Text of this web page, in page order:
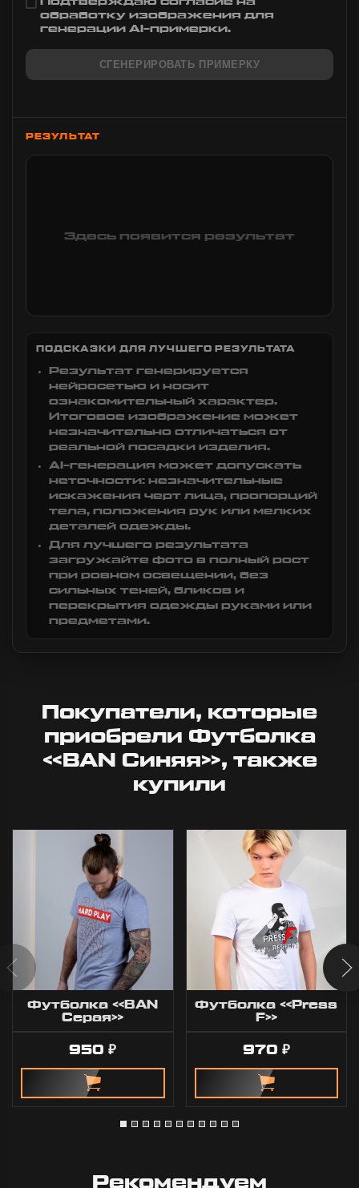
обработку изображения для
генерации AI-примерки.
СГЕНЕРИРОВАТЬ ПРИМЕРКУ
РЕЗУЛЬТАТ
Здесь появится результат
ПОДСКАЗКИ ДЛЯ ЛУЧШЕГО РЕЗУЛЬТАТА
Результат генерируется
нейросетью и носит
ознакомительный характер.
Итоговое изображение может
незначительно отличаться от
реальной посадки изделия.
AI-генерация может допускать
неточности: незначительные
искажения черт лица, пропорций
тела, положения рук или мелких
деталей одежды.
Для лучшего результата
загружайте фото в полный рост
при ровном освещении, без
сильных теней, бликов и
перекрытия одежды руками или
предметами.
Покупатели, которые
приобрели Футболка
«BAN Синяя», также
купили
Футболка «BAN
Серая»
950₽
Футболка «Press
F»
970 ₽
Рекомендуем